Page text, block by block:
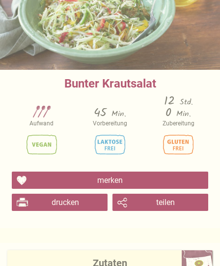
Bunter Krautsalat
Aufwand
45 Min.
Vorbereitung
12 Std.
0 Min.
Zubereitung
merken
drucken teilen
Zutaten